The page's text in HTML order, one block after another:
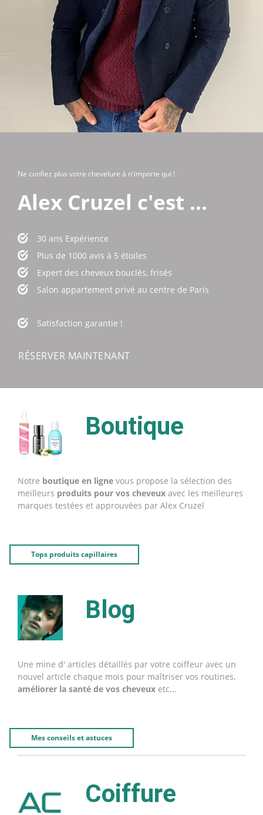
Ne confiez plus votre chevelure à n'importe qui !
Alex Cruzel c'est ...
30 ans Expérience
Plus de 1000 avis à 5 étoiles
Expert des cheveux bouclés, frisés
Salon appartement privé au centre de Paris
Satisfaction garantie !
RÉSERVER MAINTENANT
Boutique
Notre boutique en ligne vous propose la sélection des
meilleurs produits pour vos cheveux avec les meilleures
marques testées et approuvées par Alex Cruzel
Tops produits capillaires
Blog
Une mine d' articles détaillés par votre coiffeur avec un
nouvel article chaque mois pour maîtriser vos routines,
améliorer la santé de vos cheveux etc...
Mes conseils et astuces
Coiffure